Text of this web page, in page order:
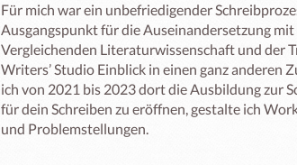
Für mich war ein unbefriedigender
Ausgangspunkt für die Auseinandersetzung
Vergleichenden Literaturwissenschaft und der
Writers’ Studio Einblick in einen ganz anderen
ich von 2021 bis 2023 dort die Ausbildung zur
für dein Schreiben zu eröffnen, gestalte ich
und Problemstellungen.